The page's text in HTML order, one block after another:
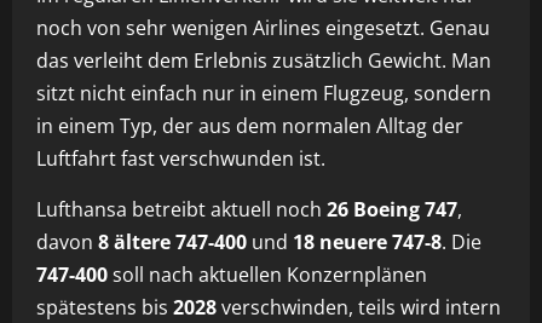
noch von sehr wenigen Airlines eingesetzt. Genau
das verleiht dem Erlebnis zusätzlich Gewicht. Man
sitzt nicht einfach nur in einem Flugzeug, sondern
in einem Typ, der aus dem normalen Alltag der
Luftfahrt fast verschwunden ist.
Lufthansa betreibt aktuell noch 26 Boeing 747,
davon 8 ältere 747-400 und 18 neuere 747-8. Die
747-400soll nach aktuellen Konzernplänen
spätestens bis 2028verschwinden, teils wird intern